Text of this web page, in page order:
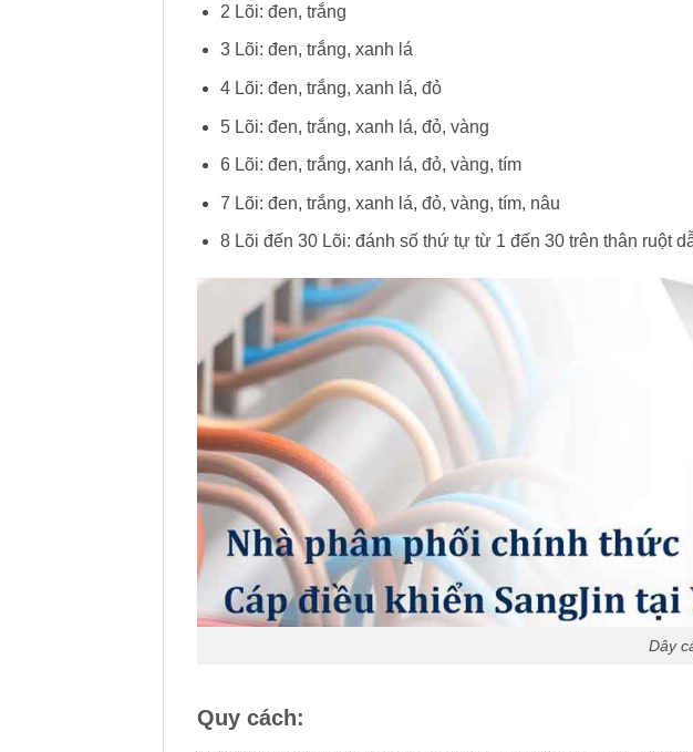
2 Lõi: đen, trắng
3 Lõi: đen, trắng, xanh lá
4 Lõi: đen, trắng, xanh lá, đỏ
5 Lõi: đen, trắng, xanh lá, đỏ, vàng
6 Lõi: đen, trắng, xanh lá, đỏ, vàng, tím
7 Lõi: đen, trắng, xanh lá, đỏ, vàng, tím, nâu
8 Lõi đến 30 Lõi: đánh số thứ tự từ 1 đến 30 trên thân ruột
Dây
Quy cách: